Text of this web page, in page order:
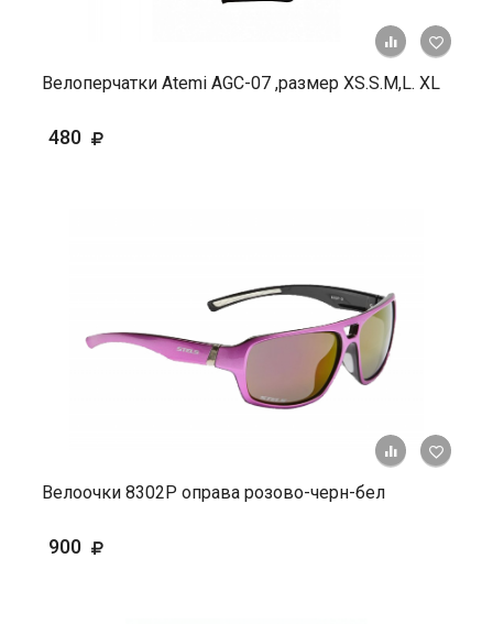
+ К
Велоперчатки Atemi AGC-07 ,размер XS.S.М,L. ХL
480
+ К
Велоочки 8302Р оправа розово-черн-бел
900